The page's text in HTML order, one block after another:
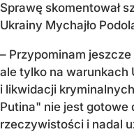
Sprawę skomentował
Ukrainy Mychajło
– Przypominam
ale tylko na warunkach
i likwidacji
Putina" nie jest gotowe
rzeczywistości i nadal